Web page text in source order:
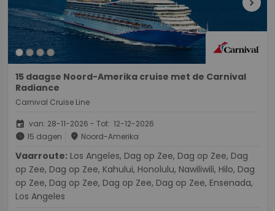
chevron_right
15 daagse Noord-Amerika cruise met de Carnival
Radiance
Carnival Cruise Line
event van: 28-11-2026 - Tot: 12-12-2026
schedule 15 dagen place Noord-Amerika
Vaarroute:
op Zee, Dag op Zee, Kahului, Honolulu, Nawiliwili, Hilo, Dag
op Zee, Dag op Zee, Dag op Zee, Dag op Zee, Ensenada,
Los Angeles